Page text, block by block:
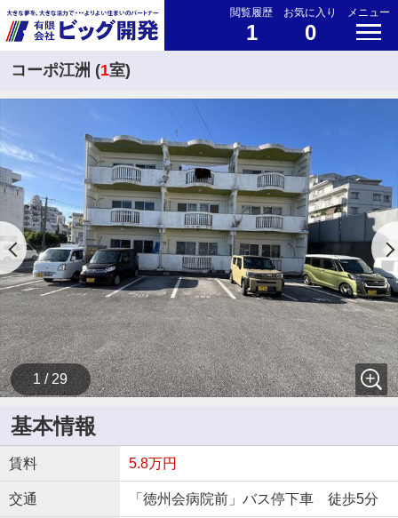
閲覧履歴
1
お気に入り
0
メニュー
コーポ江洲 (1室)
1 / 29
基本情報
賃料 5.8万円
交通 「徳州会病院前」バス停下車 徒歩5分